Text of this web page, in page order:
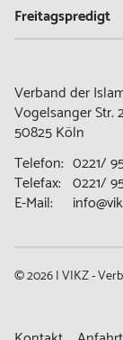
Freitagspredigt
Verband der
Vogelsanger Str.
50825 Köln
Telefon: 0221/
Telefax: 0221/
E-Mail:
© 2026 | VIKZ -
Navigation